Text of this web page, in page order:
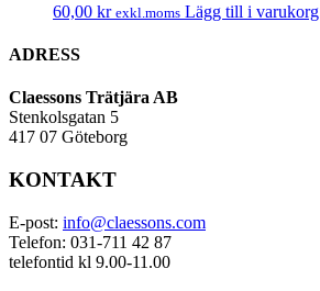
60,00 kr exkl.moms Lägg till i varukorg
ADRESS
Claessons Trätjära AB
Stenkolsgatan 5
417 07 Göteborg
KONTAKT
E-post: info@claessons.com
Telefon: 031-711 42 87
telefontid kl 9.00-11.00